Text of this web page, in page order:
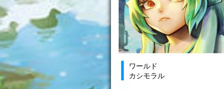
ワールド
カシモラル